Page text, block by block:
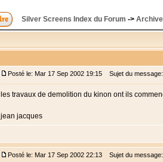
Silver Screens Index du Forum ->
Posté le: Mar 17 Sep 2002 19:15 Sujet du
les travaux de demolition du kinon ont ils
jean jacques
Posté le: Mar 17 Sep 2002 22:13 Sujet du